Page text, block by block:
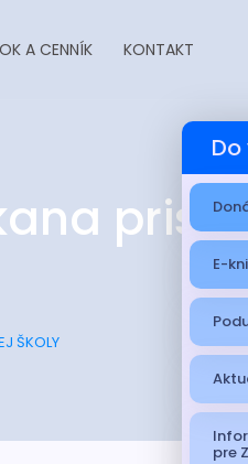
A CENNÍK KONTAKT
ŠKOLY
E-
pre